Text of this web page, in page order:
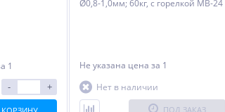
1
- +
Ø0,8-1,0мм; 60кг, с горелкой MB-24
Не указана цена за 1
Нет в наличии
ПОД ЗАКАЗ